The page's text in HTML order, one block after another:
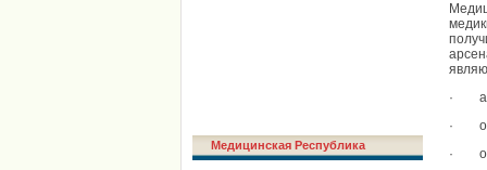
Медицинская Республика
·
·
·